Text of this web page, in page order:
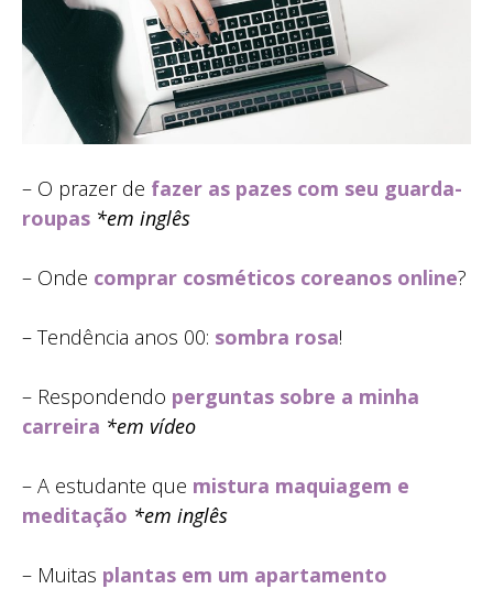
– O prazer de fazer as pazes com seu guarda-
roupas *em inglês
– Onde comprar cosméticos coreanos online?
– Tendência anos 00: sombra rosa!
– Respondendo perguntas sobre a minha
carreira *em vídeo
– A estudante que mistura maquiagem e
meditação *em inglês
– Muitas plantas em um apartamento